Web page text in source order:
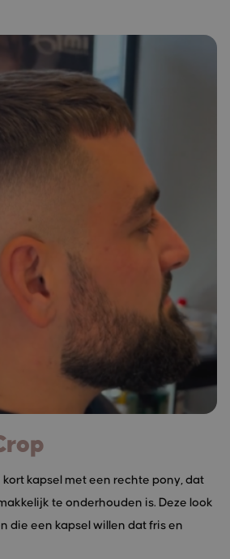
kort kapsel met een rechte pony, dat
te onderhouden is. Deze look
die een kapsel willen dat fris en